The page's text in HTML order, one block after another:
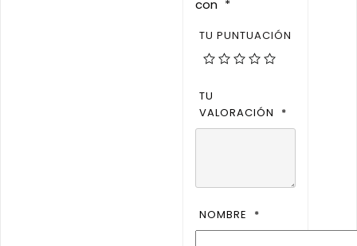
con *
TU PUNTUACIÓN
TU
VALORACIÓN
*
NOMBRE *